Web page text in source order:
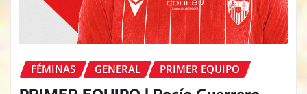
FÉMINAS GENERAL PRIMER EQUIPO